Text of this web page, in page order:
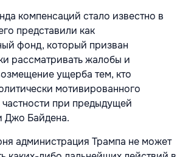
компенсаций стало известно в
представили как
фонд, который призван
рассматривать жалобы и
ущерба тем, кто
мотивированного
при предыдущей
Джо Байдена.
администрация Трампа не может